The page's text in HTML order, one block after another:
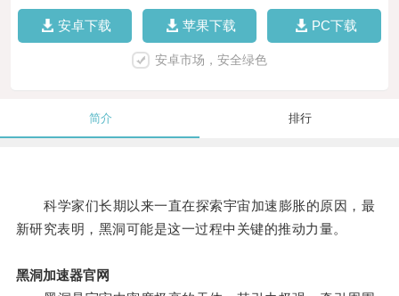
安卓下载 苹果下载 PC下载
安卓市场，安全绿色
简介 排行
科学家们长期以来一直在探索宇宙加速膨胀的原因，最
新研究表明，黑洞可能是这一过程中关键的推动力量。
黑洞加速器官网